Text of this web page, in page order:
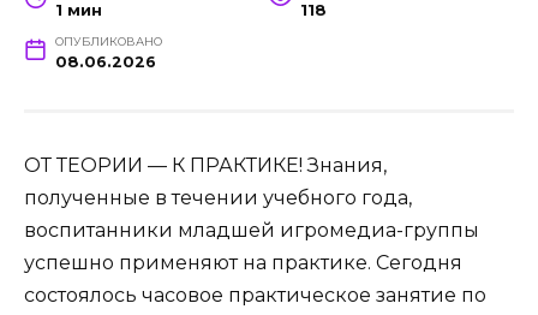
1 мин 118
ОПУБЛИКОВАНО
08.06.2026
ОТ ТЕОРИИ — К ПРАКТИКЕ! Знания,
полученные в течении учебного года,
воспитанники младшей игромедиа-группы
успешно применяют на практике. Сегодня
состоялось часовое практическое занятие по